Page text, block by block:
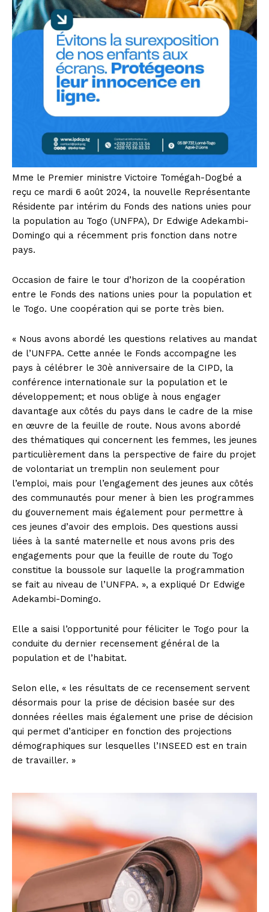
Mme le Premier ministre Victoire Tomégah-Dogbé a
reçu ce mardi 6 août 2024, la nouvelle Représentante
Résidente par intérim du Fonds des nations unies pour
la population au Togo (UNFPA), Dr Edwige Adekambi-
Domingo qui a récemment pris fonction dans notre
pays.
Occasion de faire le tour d’horizon de la coopération
entre le Fonds des nations unies pour la population et
le Togo. Une coopération qui se porte très bien.
« Nous avons abordé les questions relatives au mandat
de l’UNFPA. Cette année le Fonds accompagne les
pays à célébrer le 30è anniversaire de la CIPD, la
conférence internationale sur la population et le
développement; et nous oblige à nous engager
davantage aux côtés du pays dans le cadre de la mise
en œuvre de la feuille de route. Nous avons abordé
des thématiques qui concernent les femmes, les jeunes
particulièrement dans la perspective de faire du projet
de volontariat un tremplin non seulement pour
l’emploi, mais pour l’engagement des jeunes aux côtés
des communautés pour mener à bien les programmes
du gouvernement mais également pour permettre à
ces jeunes d’avoir des emplois. Des questions aussi
liées à la santé maternelle et nous avons pris des
engagements pour que la feuille de route du Togo
constitue la boussole sur laquelle la programmation
se fait au niveau de l’UNFPA. », a expliqué Dr Edwige
Adekambi-Domingo.
Elle a saisi l’opportunité pour féliciter le Togo pour la
conduite du dernier recensement général de la
population et de l’habitat.
Selon elle, « les résultats de ce recensement servent
désormais pour la prise de décision basée sur des
données réelles mais également une prise de décision
qui permet d’anticiper en fonction des projections
démographiques sur lesquelles l’INSEED est en train
de travailler. »